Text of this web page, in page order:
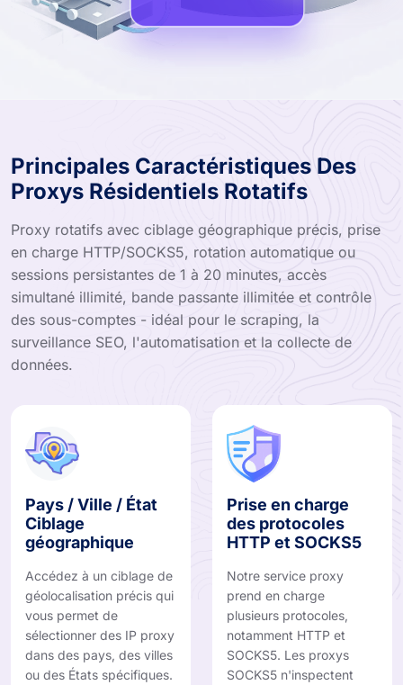
Principales Caractéristiques Des
Proxys Résidentiels Rotatifs
Proxy rotatifs avec ciblage géographique précis, prise
en charge HTTP/SOCKS5, rotation automatique ou
sessions persistantes de 1 à 20 minutes, accès
simultané illimité, bande passante illimitée et contrôle
des sous-comptes - idéal pour le scraping, la
surveillance SEO, l'automatisation et la collecte de
données.
Pays / Ville / État
Ciblage
géographique
Accédez à un ciblage de
géolocalisation précis qui
vous permet de
sélectionner des IP proxy
dans des pays, des villes
ou des États spécifiques.
Prise en charge
des protocoles
HTTP et SOCKS5
Notre service proxy
prend en charge
plusieurs protocoles,
notamment HTTP et
SOCKS5. Les proxys
SOCKS5 n'inspectent